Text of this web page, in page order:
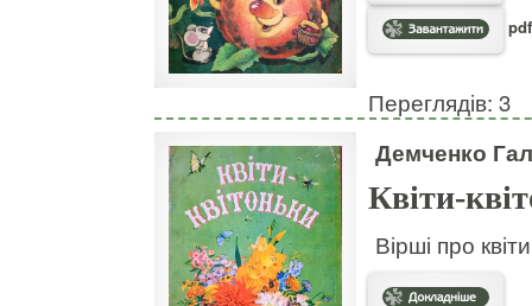
Переглядів: 3
Демченко
Квіти-
Вірші про